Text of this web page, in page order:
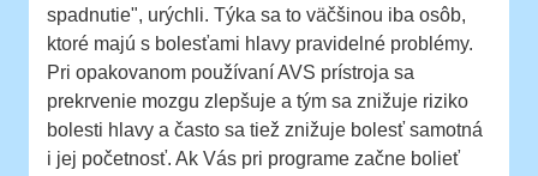
spadnutie", urýchli. Týka sa to väčšinou iba osôb,
ktoré majú s bolesťami hlavy pravidelné problémy.
Pri opakovanom používaní AVS prístroja sa
prekrvenie mozgu zlepšuje a tým sa znižuje riziko
bolesti hlavy a často sa tiež znižuje bolesť samotná
i jej početnosť. Ak Vás pri programe začne bolieť